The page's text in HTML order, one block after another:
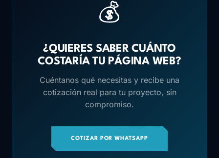
💰
¿QUIERES SABER CUÁNTO
COSTARÍA TU PÁGINA WEB?
Cuéntanos qué necesitas y recibe una
cotización real para tu proyecto, sin
compromiso.
COTIZAR POR WHATSAPP